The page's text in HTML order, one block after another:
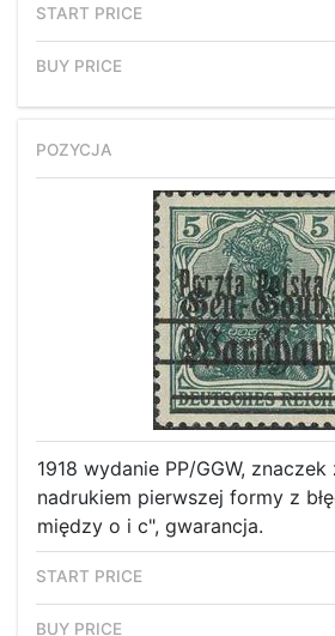
1918 wydanie PP/GGW,
nadrukiem pierwszej formy z
między o i c", gwarancja.